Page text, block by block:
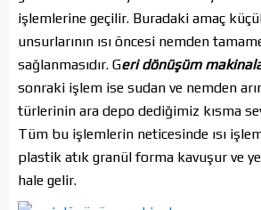
işlemlerine geçilir. Buradaki amaç
unsurlarının ısı öncesi nemden
sağlanmasıdır. Geri dönüşüm
sonraki işlem ise sudan ve nemden
türlerinin ara depo dediğimiz kısma
Tüm bu işlemlerin neticesinde ısı
plastik atık granül forma kavuşur ve
hale gelir.